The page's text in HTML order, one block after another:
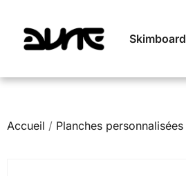
Skimboard
Accueil / Planches personnalisées